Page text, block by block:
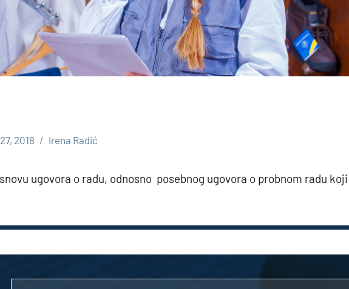
2018 Irena Radić
ugovora o radu, odnosno posebnog ugovora o probnom radu koji